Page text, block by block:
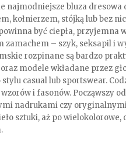
najmodniejsze bluza
kołnierzem, stójką lub bez
być ciepła,
zamachem – szyk, seksapil i
rozpinane są bardzo
modele wkładane przez
casual lub sportswear.
i fasonów. Począwszy
nadrukami czy
sztuki, aż po